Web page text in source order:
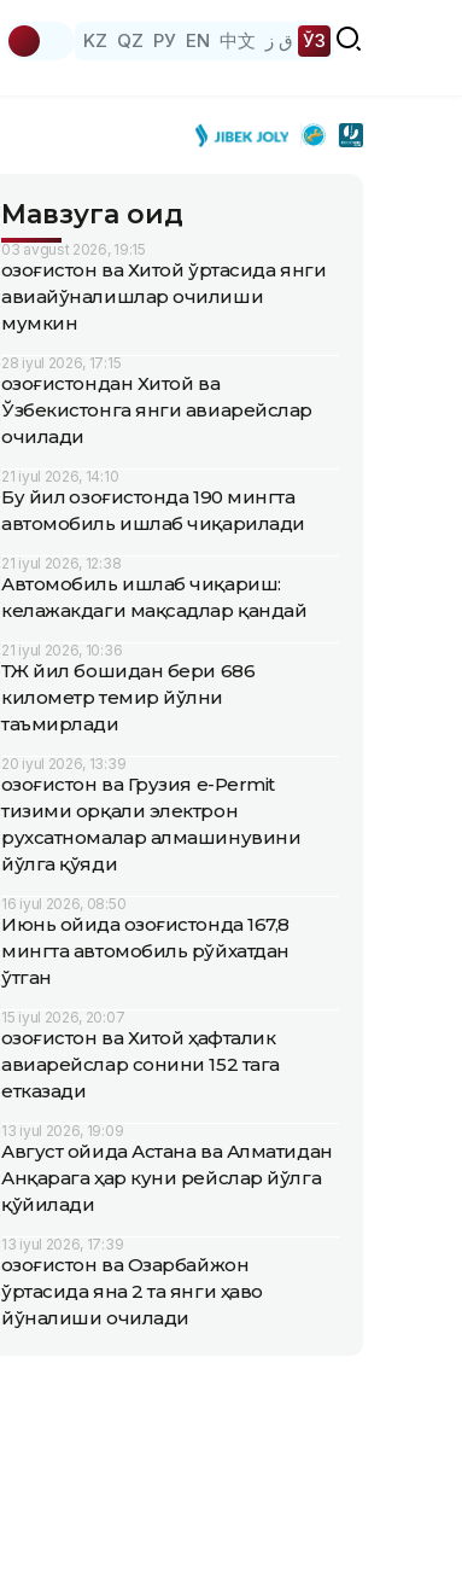
KZ QZ РУ EN 中文 ق ز ЎЗ
Мавзуга оид
03 avgust 2026, 19:15
Қозоғистон ва Хитой ўртасида янги
авиайўналишлар очилиши
мумкин
28 iyul 2026, 17:15
Қозоғистондан Хитой ва
Ўзбекистонга янги авиарейслар
очилади
21 iyul 2026, 14:10
Бу йил Қозоғистонда 190 мингта
автомобиль ишлаб чиқарилади
21 iyul 2026, 12:38
Автомобиль ишлаб чиқариш:
келажакдаги мақсадлар қандай
21 iyul 2026, 10:36
ҚТЖ йил бошидан бери 686
километр темир йўлни
таъмирлади
20 iyul 2026, 13:39
Қозоғистон ва Грузия e-Permit
тизими орқали электрон
рухсатномалар алмашинувини
йўлга қўяди
16 iyul 2026, 08:50
Июнь ойида Қозоғистонда 167,8
мингта автомобиль рўйхатдан
ўтган
15 iyul 2026, 20:07
Қозоғистон ва Хитой ҳафталик
авиарейслар сонини 152 тага
етказади
13 iyul 2026, 19:09
Август ойида Астана ва Алматидан
Анқарага ҳар куни рейслар йўлга
қўйилади
13 iyul 2026, 17:39
Қозоғистон ва Озарбайжон
ўртасида яна 2 та янги ҳаво
йўналиши очилади